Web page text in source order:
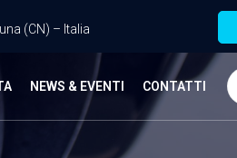
(CN) – Italia
NEWS & EVENTI CONTATTI